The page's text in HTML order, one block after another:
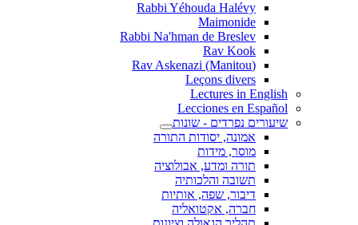
Rabbi Yéhouda Halévy
Maimonide
Rabbi Na'hman de Breslev
Rav Kook
(Rav Askenazi (Manitou
Leçons divers
Lectures in English
Lecciones en Español
שיעורים נפרדים - שונות
אמונה, יסודות התורה
מוסר, מידות
תורה ומדע, אבולוציה
תשובה והלכותיה
דיבור, שפה, אותיות
חברה, אקטואליה